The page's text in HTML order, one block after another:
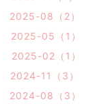
2025-08（2）
2025-05（1）
2025-02（1）
2024-11（3）
2024-08（3）